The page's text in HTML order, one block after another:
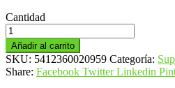
Cantidad
Biotona
Hierba
de
Cebada
cantidad
Añadir al carrito
SKU: 5412360020959 Categoría:
Share: Facebook Twitter Linkedin